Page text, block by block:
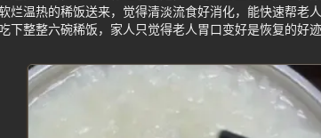
烂温热的稀饭送来，觉得清淡流食好消化，能快速帮老
下整整六碗稀饭，家人只觉得老人胃口变好是恢复的好